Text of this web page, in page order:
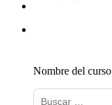
Nombre del curso